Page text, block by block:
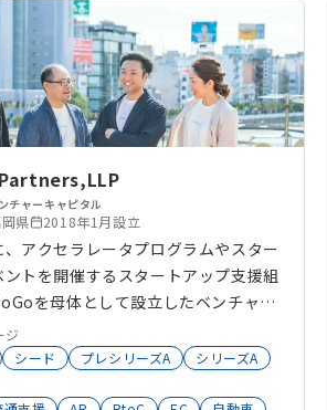
に伴い、初回投資金額は30百万円
とこれまで以上に幅広い資金調達
なフォローオン投資
ァンドでは1社あたり最大で10億円の
り、創業期から会社の成長に合わせ
ートアップを支援することができま
だくことができます。
オフィスアワー（起業
パートナーズファンドはスタート
の皆様と面談可能な日時をオフィスア
しています。ご希望される方には起
別でオンラインにて面談させていた
程の調整をお願い致します。 日程
チャーキャピタル
県 2018年1月設立
アクセラレータプログラムやスター
ントを開催するスタートアップ支援組
を母体として設立したベンチャー
。FVPと共同で、九州域内の大手企
る九州オープンイノベーションファ
ています。 https://gxpartners.vc
ジ
シード プレシリーズA
シリーズA